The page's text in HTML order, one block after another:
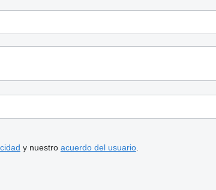
y nuestro acuerdo del usuario.